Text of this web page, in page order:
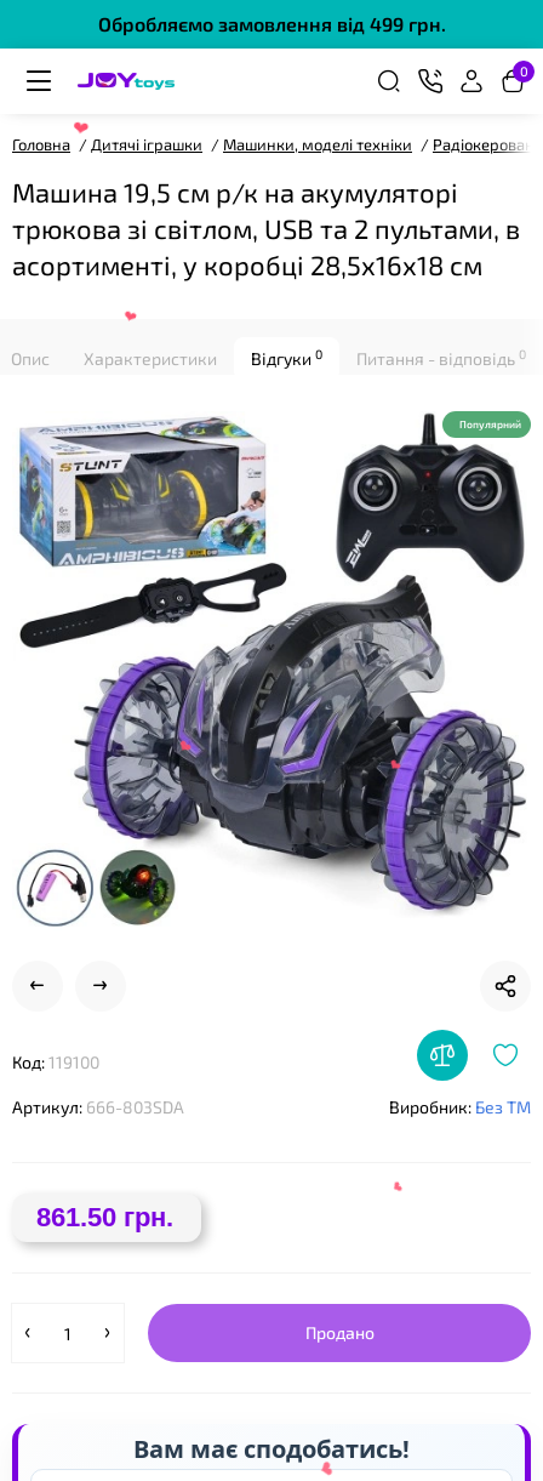
Обробляємо замовлення від 499 грн.
0
Головна Дитячі іграшки Машинки, моделі техніки Радіокеровані
Машина 19,5 см р/к на акумуляторі
трюкова зі світлом, USB та 2 пультами, в
асортименті, у коробці 28,5х16х18 см
Опис Характеристики Відгуки 0 Питання - відповідь 0
Популярний
Код:119100
Артикул: 666-803SDA Виробник: Без ТМ
861.50 грн.
Продано
Вам має сподобатись!
❤
❤
❤
❤